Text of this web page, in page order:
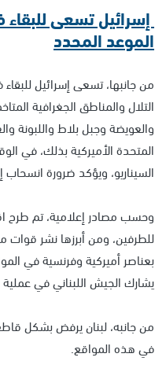
إسرائيل تسعى
الموعد المحدد
من جانبها، تسعى إسرائيل
التلال والمناطق الجغرافية
والعويضة وجبل بلاط واللبونة
المتحدة الأميركية بذلك، في
السيناريو، ويؤكد ضرورة انسحاب
وحسب مصادر إعلامية، تم طرح
للطرفين، ومن أبرزها نشر قوات
بعناصر أميركية وفرنسية في
يشارك الجيش اللبناني في عملية
من جانبه، لبنان يرفض بشكل
في هذه المواقع.